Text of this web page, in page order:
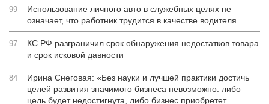
99
Использование личного авто в служебных целях не
означает, что работник трудится в качестве водителя
97
КС РФ разграничил срок обнаружения недостатков товара
и срок исковой давности
84
Ирина Снеговая: «Без науки и лучшей практики достичь
целей развития значимого бизнеса невозможно: либо
цель будет недостигнута, либо бизнес приобретет